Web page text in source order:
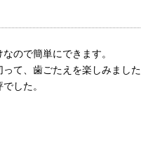
ので簡単にできます。
て、歯ごたえを楽しみました
した。